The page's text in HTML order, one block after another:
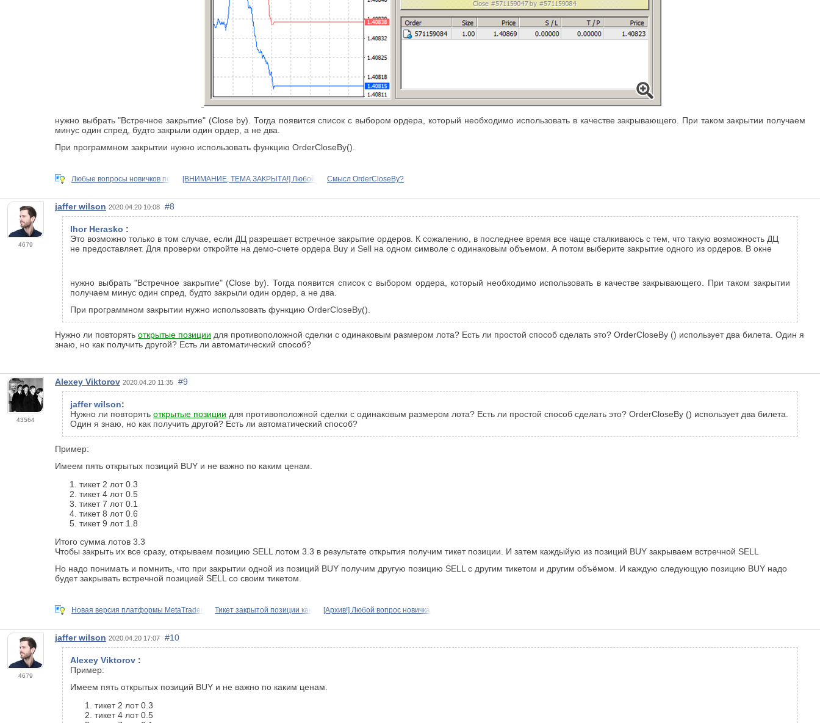
нужно выбрать "Встречное закрытие" (Close by). Тогда появится список с выбором ордера, который необходимо использовать в качестве закрывающего. При таком закрытии получаем
минус один спред, будто закрыли один ордер, а не два.
При программном закрытии нужно использовать функцию OrderCloseBy().
Любые вопросы новичков по [ВНИМАНИЕ, ТЕМА ЗАКРЫТА!] Любой Смысл OrderCloseBy?
4679
jaffer wilson 2020.04.20 10:08 #8
Ihor Herasko :
Это возможно только в том случае, если ДЦ разрешает встречное закрытие ордеров. К сожалению, в последнее время все чаще сталкиваюсь с тем, что такую возможность ДЦ
не предоставляет. Для проверки откройте на демо-счете ордера Buy и Sell на одном символе с одинаковым объемом. А потом выберите закрытие одного из ордеров. В окне
нужно выбрать "Встречное закрытие" (Close by). Тогда появится список с выбором ордера, который необходимо использовать в качестве закрывающего. При таком закрытии
получаем минус один спред, будто закрыли один ордер, а не два.
При программном закрытии нужно использовать функцию OrderCloseBy().
Нужно ли повторять открытые позиции для противоположной сделки с одинаковым размером лота? Есть ли простой способ сделать это? OrderCloseBy () использует два билета. Один я
знаю, но как получить другой? Есть ли автоматический способ?
43564
Alexey Viktorov 2020.04.20 11:35 #9
jaffer wilson:
Нужно ли повторять открытые позиции для противоположной сделки с одинаковым размером лота? Есть ли простой способ сделать это? OrderCloseBy () использует два билета.
Один я знаю, но как получить другой? Есть ли автоматический способ?
Пример:
Имеем пять открытых позиций BUY и не важно по каким ценам.
тикет 2 лот 0.3
тикет 4 лот 0.5
тикет 7 лот 0.1
тикет 8 лот 0.6
тикет 9 лот 1.8
Итого сумма лотов 3.3
Чтобы закрыть их все сразу, открываем позицию SELL лотом 3.3 в результате открытия получим тикет позиции. И затем каждыйую из позиций BUY закрываем встречной SELL
Но надо понимать и помнить, что при закрытии одной из позиций BUY получим другую позицию SELL с другим тикетом и другим объёмом. И каждую следующую позицию BUY надо
будет закрывать встречной позицией SELL со своим тикетом.
Новая версия платформы MetaTrader Тикет закрытой позиции как [Архив!] Любой вопрос новичка,
4679
jaffer wilson 2020.04.20 17:07 #10
Alexey Viktorov :
Пример:
Имеем пять открытых позиций BUY и не важно по каким ценам.
тикет 2 лот 0.3
тикет 4 лот 0.5